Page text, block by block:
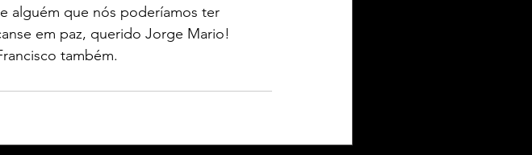
alguém que nós poderíamos ter
em paz, querido Jorge Mario!
também.